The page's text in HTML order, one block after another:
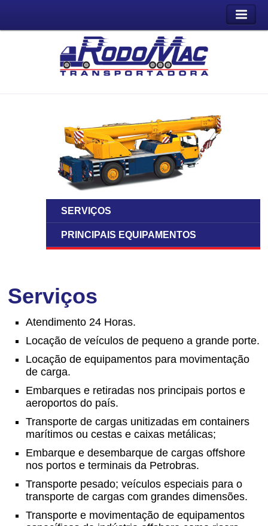
SERVIÇOS
PRINCIPAIS EQUIPAMENTOS
Serviços
Atendimento 24 Horas.
Locação de veículos de pequeno a grande porte.
Locação de equipamentos para movimentação
de carga.
Embarques e retiradas nos principais portos e
aeroportos do país.
Transporte de cargas unitizadas em containers
marítimos ou cestas e caixas metálicas;
Embarque e desembarque de cargas offshore
nos portos e terminais da Petrobras.
Transporte pesado; veículos especiais para o
transporte de cargas com grandes dimensões.
Transporte e movimentação de equipamentos